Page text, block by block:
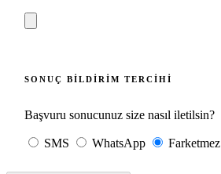
SONUÇ BILDIRIM TERCIHI
Başvuru sonucunuz size nasıl iletilsin?
SMS WhatsApp Farketmez